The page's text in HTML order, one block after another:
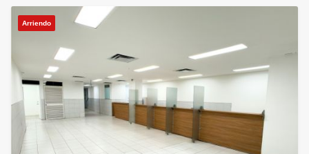
Arriendo